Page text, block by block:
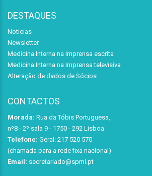
DESTAQUES
Notícias
Newsletter
Medicina Interna na Imprensa escrita
Medicina Interna na Imprensa televisiva
Alteração de dados de Sócios
CONTACTOS
Morada: Rua da Tóbis Portuguesa,
nº8 - 2º sala 9 - 1750 - 292 Lisboa
Telefone: Geral: 217 520 570
(chamada para a rede fixa nacional)
Email: secretariado@spmi.pt